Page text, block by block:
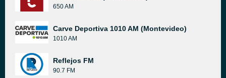
650 AM
Carve Deportiva 1010 AM (Montevideo)
1010 AM
Reflejos FM
90.7 FM